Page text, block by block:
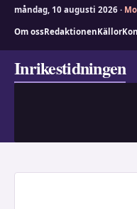
måndag, 10 augusti 2026 ·
Om ossRedaktionenKällor
Inrikestidningen